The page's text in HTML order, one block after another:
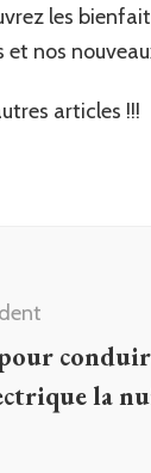
les
nos
articles !!!
la